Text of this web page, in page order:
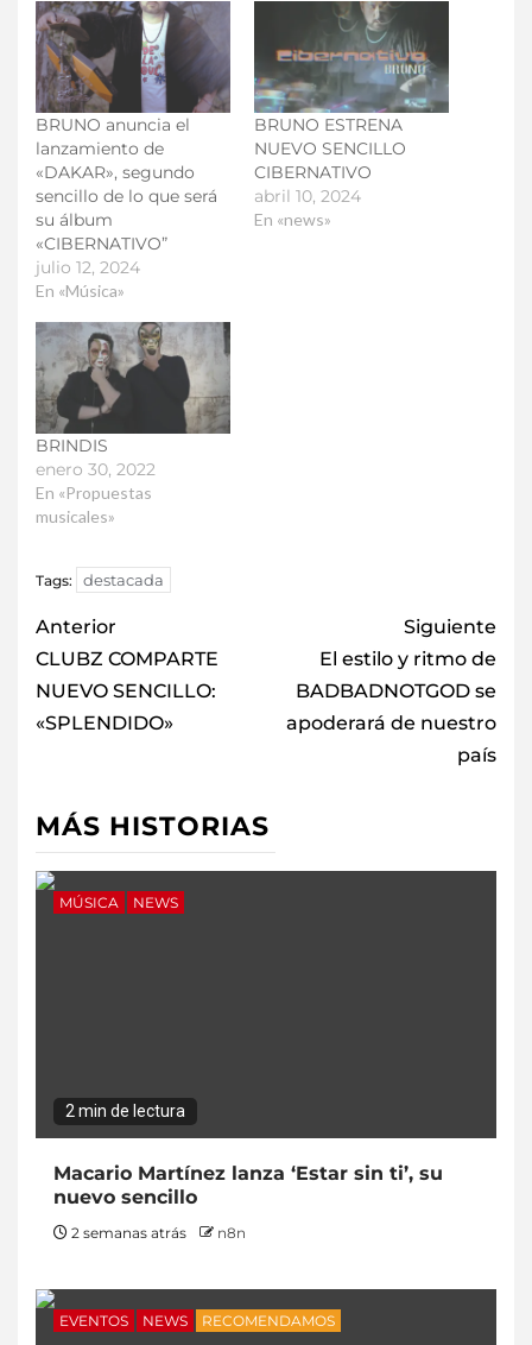
BRUNO anuncia el
lanzamiento de
«DAKAR», segundo
sencillo de lo que será
su álbum
«CIBERNATIVO”
julio 12, 2024
En «Música»
BRUNO ESTRENA
NUEVO SENCILLO
CIBERNATIVO
abril 10, 2024
En «news»
BRINDIS
enero 30, 2022
En «Propuestas
musicales»
Tags: destacada
Anterior
CLUBZ COMPARTE
NUEVO SENCILLO:
«SPLENDIDO»
Siguiente
El estilo y ritmo de
BADBADNOTGOD se
apoderará de nuestro
país
MÁS HISTORIAS
MÚSICA NEWS
2 min de lectura
Macario Martínez lanza ‘Estar sin ti’, su
nuevo sencillo
2 semanas atrás n8n
EVENTOS NEWS RECOMENDAMOS